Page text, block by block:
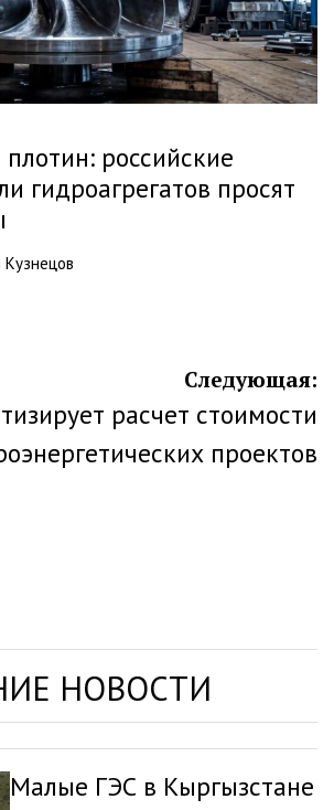
российские
гидроагрегатов просят
Кузнецов
Следующая:
расчет стоимости
проектов
НОВОСТИ
Малые ГЭС в Кыргызстане